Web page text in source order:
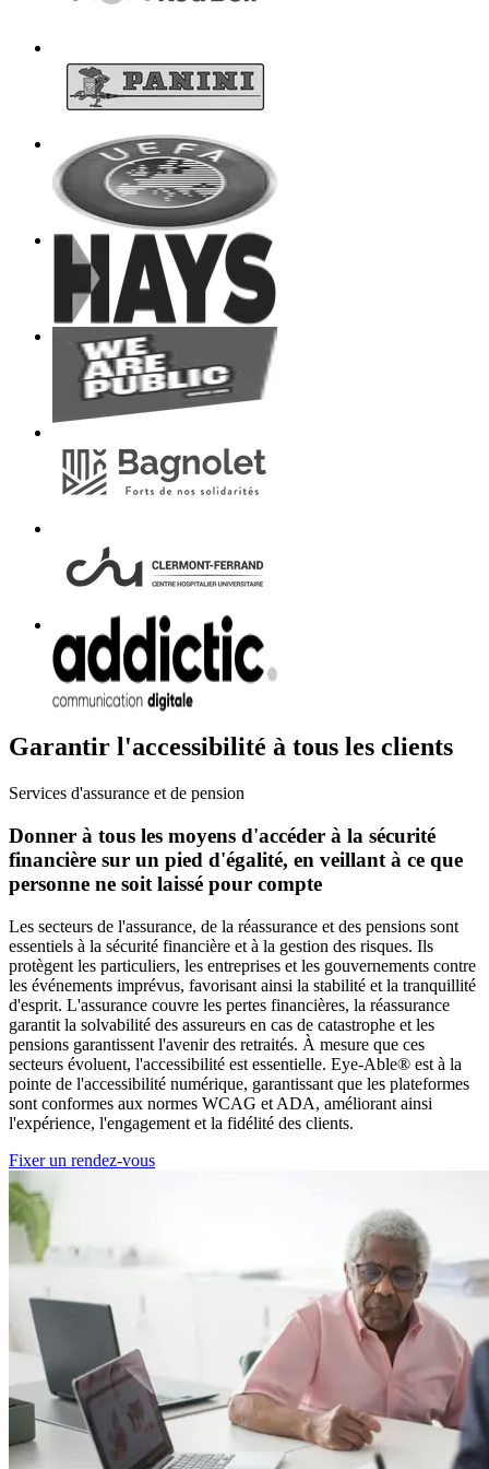
Garantir l'accessibilité à tous les clients
Services d'assurance et de pension
Donner à tous les moyens d'accéder à la sécurité
financière sur un pied d'égalité, en veillant à ce que
personne ne soit laissé pour compte
Les secteurs de l'assurance, de la réassurance et des pensions sont
essentiels à la sécurité financière et à la gestion des risques. Ils
protègent les particuliers, les entreprises et les gouvernements contre
les événements imprévus, favorisant ainsi la stabilité et la tranquillité
d'esprit. L'assurance couvre les pertes financières, la réassurance
garantit la solvabilité des assureurs en cas de catastrophe et les
pensions garantissent l'avenir des retraités. À mesure que ces
secteurs évoluent, l'accessibilité est essentielle. Eye-Able® est à la
pointe de l'accessibilité numérique, garantissant que les plateformes
sont conformes aux normes WCAG et ADA, améliorant ainsi
l'expérience, l'engagement et la fidélité des clients.
Fixer un rendez-vous